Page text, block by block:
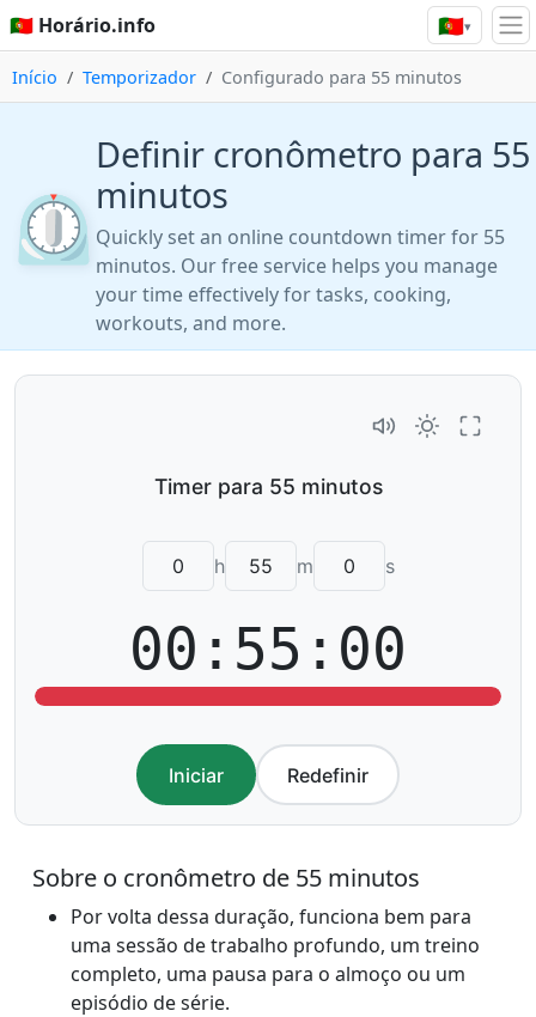
🇵🇹 Horário.info 🇵🇹▾
Início Temporizador Configurado para 55 minutos
⏲️
Definir cronômetro para 55
minutos
Quickly set an online countdown timer for 55
minutos. Our free service helps you manage
your time effectively for tasks, cooking,
workouts, and more.
h m s
00:55:00
Iniciar Redefinir
Sobre o cronômetro de 55 minutos
Por volta dessa duração, funciona bem para
uma sessão de trabalho profundo, um treino
completo, uma pausa para o almoço ou um
episódio de série.